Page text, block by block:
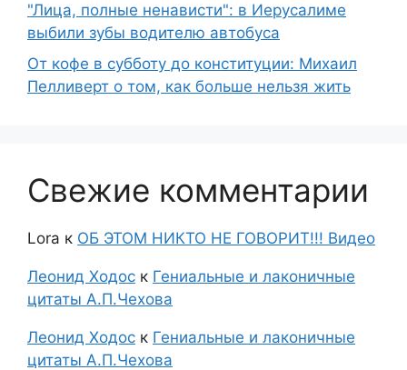
"Лица, полные ненависти": в Иерусалиме
выбили зубы водителю автобуса
От кофе в субботу до конституции: Михаил
Пелливерт о том, как больше нельзя жить
Свежие комментарии
Lora к ОБ ЭТОМ НИКТО НЕ ГОВОРИТ!!! Видео
Леонид Ходос к Гениальные и лаконичные
цитаты А.П.Чехова
Леонид Ходос к Гениальные и лаконичные
цитаты А.П.Чехова